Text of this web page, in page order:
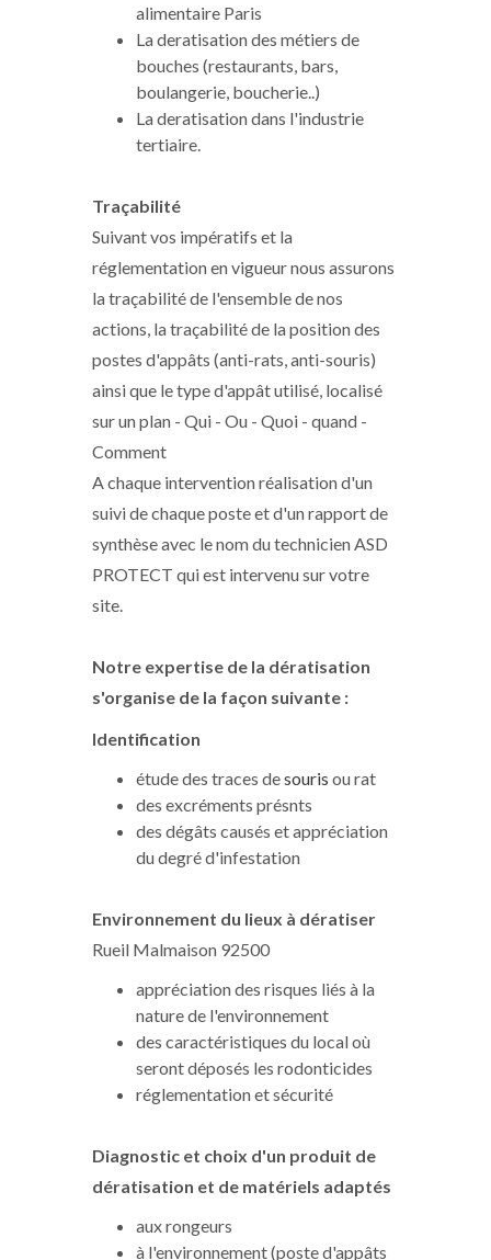
alimentaire Paris
La deratisation des métiers de
bouches (restaurants, bars,
boulangerie, boucherie..)
La deratisation dans l'industrie
tertiaire.
Traçabilité
Suivant vos impératifs et la
réglementation en vigueur nous assurons
la traçabilité de l'ensemble de nos
actions, la traçabilité de la position des
postes d'appâts (anti-rats, anti-souris)
ainsi que le type d'appât utilisé, localisé
sur un plan - Qui - Ou - Quoi - quand -
Comment
A chaque intervention réalisation d'un
suivi de chaque poste et d'un rapport de
synthèse avec le nom du technicien ASD
PROTECT qui est intervenu sur votre
site.
Notre expertise de la dératisation
s'organise de la façon suivante :
Identification
étude des traces desouris ou rat
des excréments présnts
des dégâts causés et appréciation
du degré d'infestation
Environnement du lieux à dératiser
Rueil Malmaison 92500
appréciation des risques liés à la
nature de l'environnement
des caractéristiques du local où
seront déposés les rodonticides
réglementation et sécurité
Diagnostic et choix d'un produit de
dératisation et de matériels adaptés
aux rongeurs
à l'environnement (poste d'appâts